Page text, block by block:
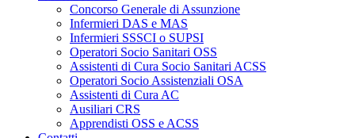
Concorso Generale di Assunzione
Infermieri DAS e MAS
Infermieri SSSCI o SUPSI
Operatori Socio Sanitari OSS
Assistenti di Cura Socio Sanitari ACSS
Operatori Socio Assistenziali OSA
Assistenti di Cura AC
Ausiliari CRS
Apprendisti OSS e ACSS